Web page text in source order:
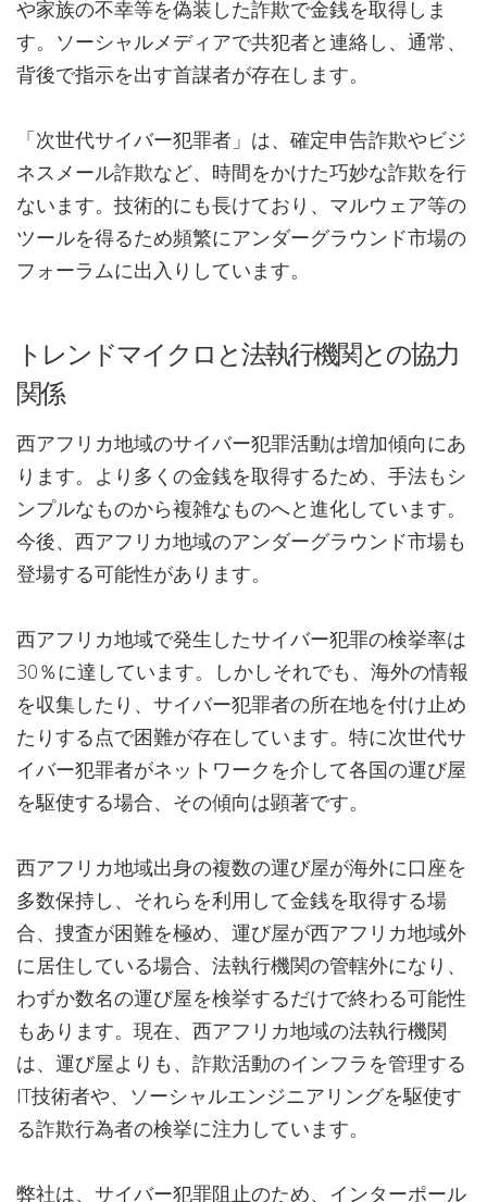
や家族の不幸等を偽装した詐欺で金銭を取得しま
す。ソーシャルメディアで共犯者と連絡し、通常、
背後で指示を出す首謀者が存在します。
「次世代サイバー犯罪者」は、確定申告詐欺やビジ
ネスメール詐欺など、時間をかけた巧妙な詐欺を行
ないます。技術的にも長けており、マルウェア等の
ツールを得るため頻繁にアンダーグラウンド市場の
フォーラムに出入りしています。
トレンドマイクロと法執行機関との協力
関係
西アフリカ地域のサイバー犯罪活動は増加傾向にあ
ります。より多くの金銭を取得するため、手法もシ
ンプルなものから複雑なものへと進化しています。
今後、西アフリカ地域のアンダーグラウンド市場も
登場する可能性があります。
西アフリカ地域で発生したサイバー犯罪の検挙率は
30％に達しています。しかしそれでも、海外の情報
を収集したり、サイバー犯罪者の所在地を付け止め
たりする点で困難が存在しています。特に次世代サ
イバー犯罪者がネットワークを介して各国の運び屋
を駆使する場合、その傾向は顕著です。
西アフリカ地域出身の複数の運び屋が海外に口座を
多数保持し、それらを利用して金銭を取得する場
合、捜査が困難を極め、運び屋が西アフリカ地域外
に居住している場合、法執行機関の管轄外になり、
わずか数名の運び屋を検挙するだけで終わる可能性
もあります。現在、西アフリカ地域の法執行機関
は、運び屋よりも、詐欺活動のインフラを管理する
IT技術者や、ソーシャルエンジニアリングを駆使す
る詐欺行為者の検挙に注力しています。
弊社は、サイバー犯罪阻止のため、インターポール